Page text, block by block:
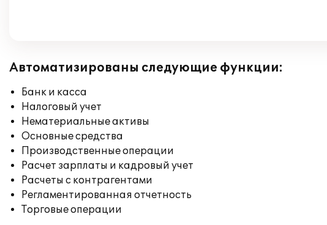
Автоматизированы следующие функции:
Банк и касса
Налоговый учет
Нематериальные активы
Основные средства
Производственные операции
Расчет зарплаты и кадровый учет
Расчеты с контрагентами
Регламентированная отчетность
Торговые операции